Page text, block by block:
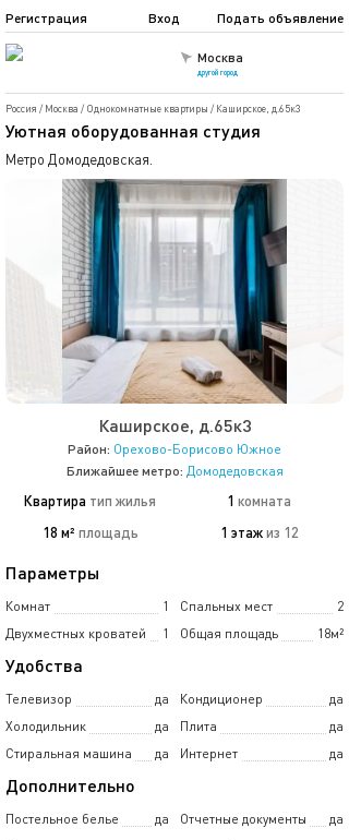
Москва
другой город
Подать объявление
Регистрация Вход
Россия / Москва / Однокомнатные квартиры / Каширское, д.65к3
Уютная оборудованная студия
Метро Домодедовская.
Каширское, д.65к3
Район: Орехово-Борисово Южное
Ближайшее метро: Домодедовская
Квартира тип жилья 1 комната
18 м² площадь 1 этаж из 12
Параметры
Комнат 1 Спальных мест
2
Двухместных кроватей
1 Общая площадь 18м²
Удобства
Телевизор да Кондиционер
да
Холодильник
да Плита
да
Стиральная машина
да Интернет да
Дополнительно
Постельное белье да Отчетные документы
да